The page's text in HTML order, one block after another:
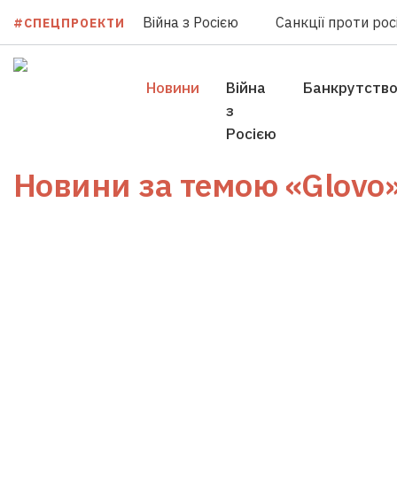
#СПЕЦПРОЕКТИ Війна з Росією Санкції проти
Новини
Війна
з
Росією
Банкрутство
Новини за темою